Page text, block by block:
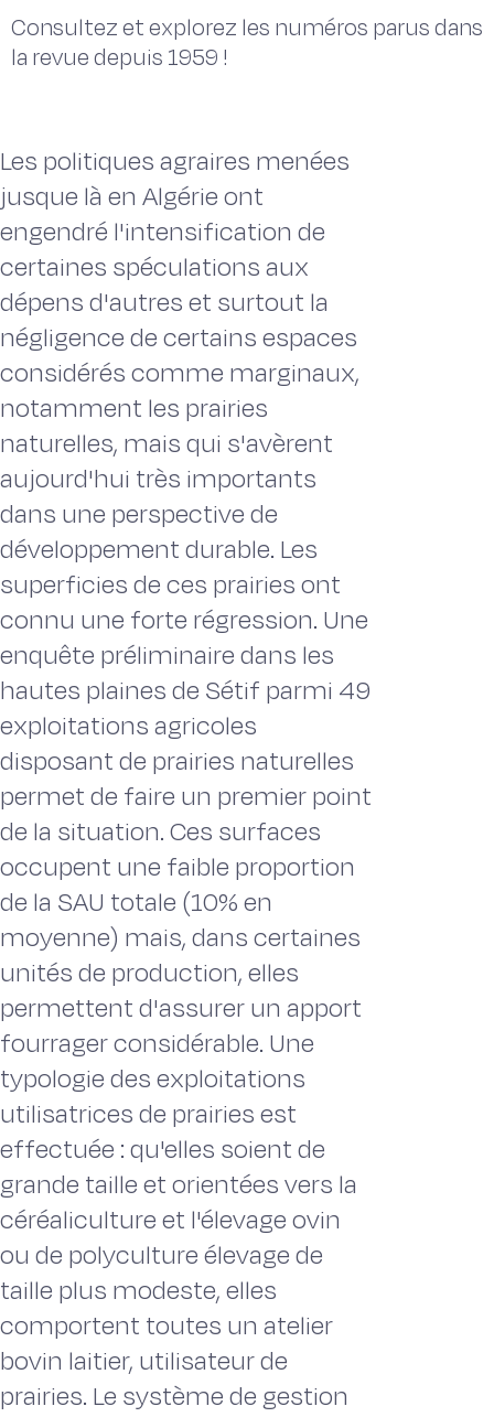
Consultez et explorez les numéros parus dans
la revue depuis 1959 !
Les politiques agraires menées
jusque là en Algérie ont
engendré l'intensification de
certaines spéculations aux
dépens d'autres et surtout la
négligence de certains espaces
considérés comme marginaux,
notamment les prairies
naturelles, mais qui s'avèrent
aujourd'hui très importants
dans une perspective de
développement durable. Les
superficies de ces prairies ont
connu une forte régression. Une
enquête préliminaire dans les
hautes plaines de Sétif parmi 49
exploitations agricoles
disposant de prairies naturelles
permet de faire un premier point
de la situation. Ces surfaces
occupent une faible proportion
de la SAU totale (10% en
moyenne) mais, dans certaines
unités de production, elles
permettent d'assurer un apport
fourrager considérable. Une
typologie des exploitations
utilisatrices de prairies est
effectuée : qu'elles soient de
grande taille et orientées vers la
céréaliculture et l'élevage ovin
ou de polyculture élevage de
taille plus modeste, elles
comportent toutes un atelier
bovin laitier, utilisateur de
prairies. Le système de gestion